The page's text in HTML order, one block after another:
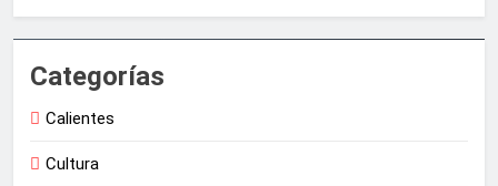
Categorías
Calientes
Cultura